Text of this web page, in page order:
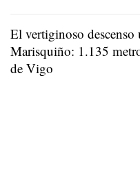
El vertiginoso descenso
Marisquiño: 1.135
de Vigo